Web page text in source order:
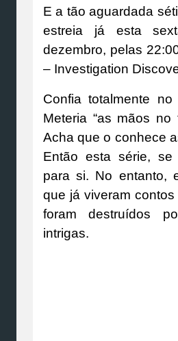
E a tão aguardada
estreia já esta
dezembro, pelas
– Investigation
Confia totalmente
Meteria “as mãos no
Acha que o conhece
Então esta série,
para si. No entanto,
que já viveram
foram destruídos
intrigas.